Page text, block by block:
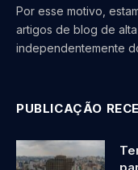
Por esse motivo,
artigos de blog de
independentemente
PUBLICAÇÃO